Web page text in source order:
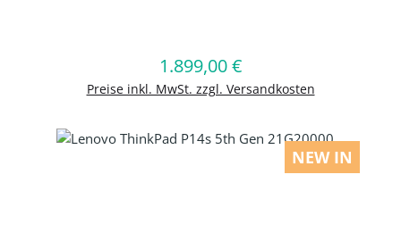
Regulärer Preis:
1.899,00 €
Preise inkl. MwSt. zzgl. Versandkosten
In den Warenkorb
NEW IN